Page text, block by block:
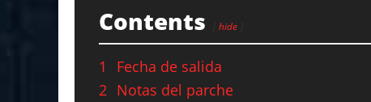
Contents hide
1
Fecha de salida
2 Notas del parche